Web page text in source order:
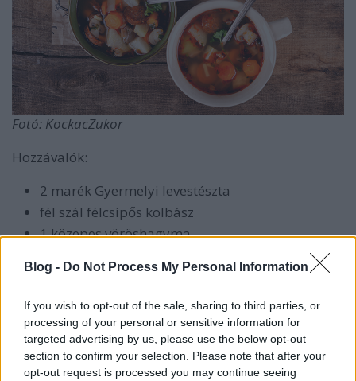
Blog - Do Not Process My Personal Information
If you wish to opt-out of the sale, sharing to third parties, or
processing of your personal or sensitive information for
targeted advertising by us, please use the below opt-out
section to confirm your selection. Please note that after your
opt-out request is processed you may continue seeing
Fotó: KockacZukor
Hozzávalók:
2 marék Gyermelyi levestészta
fél szál félcsípős kolbász
1 közepes vöröshagyma
1 fej karalábé
5 fej gomba
1 csokor petrezselyem
bors
só